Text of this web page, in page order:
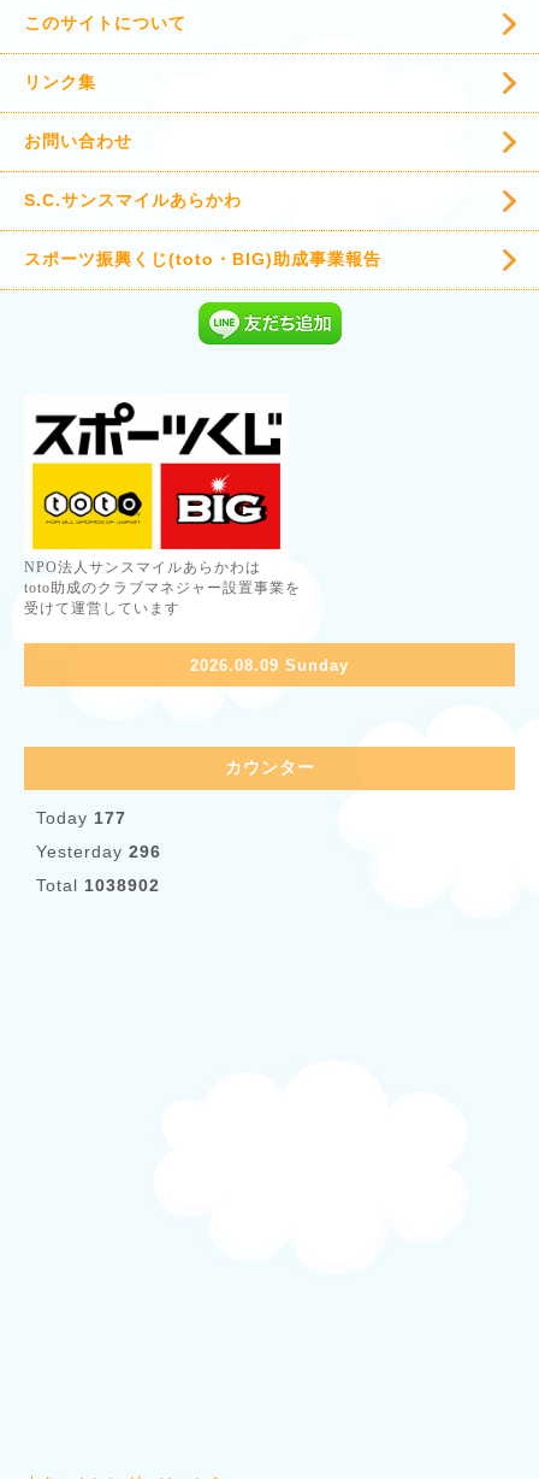
このサイトについて
リンク集
お問い合わせ
S.C.サンスマイルあらかわ
スポーツ振興くじ(toto・BIG)助成事業報告
NPO法人サンスマイルあらかわは
toto助成のクラブマネジャー設置事業を
受けて運営しています
2026.08.09 Sunday
カウンター
Today 177
Yesterday 296
Total 1038902